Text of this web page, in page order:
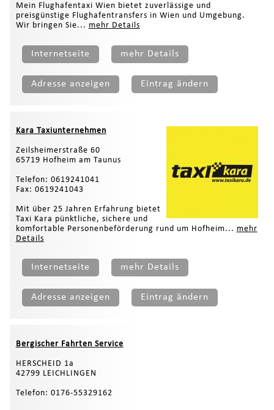
Mein Flughafentaxi Wien bietet zuverlässige und
preisgünstige Flughafentransfers in Wien und Umgebung.
Wir bringen Sie... mehr Details
Internetseite mehr Details
Adresse anzeigen Eintrag ändern
Kara Taxiunternehmen
Zeilsheimerstraße 60
65719 Hofheim am Taunus
Telefon: 0619241041
Fax: 0619241043
Mit über 25 Jahren Erfahrung bietet
Taxi Kara pünktliche, sichere und
komfortable Personenbeförderung rund um Hofheim... mehr
Details
Internetseite mehr Details
Adresse anzeigen Eintrag ändern
Bergischer Fahrten Service
HERSCHEID 1a
42799 LEICHLINGEN
Telefon: 0176-55329162